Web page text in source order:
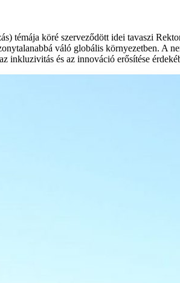
témája köré szerveződött idei tavaszi
váló globális környezetben. A
inkluzivitás és az innováció erősítése